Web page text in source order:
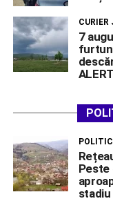
CURIER
7
Peste